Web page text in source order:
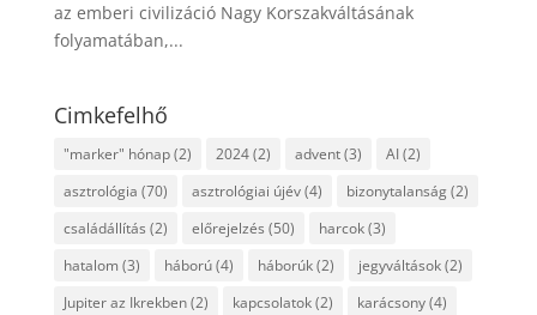
az emberi civilizáció Nagy Korszakváltásának
folyamatában,...
Cimkefelhő
"marker" hónap(2) 2024(2) advent(3) AI(2)
asztrológia (70) asztrológiai újév(4) bizonytalanság(2)
családállítás (2) előrejelzés (50) harcok(3)
hatalom (3) háború(4) háborúk(2) jegyváltások(2)
Jupiter az Ikrekben(2) kapcsolatok(2) karácsony(4)